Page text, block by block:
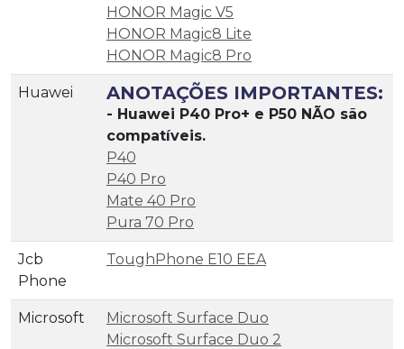
HONOR Magic V5
HONOR Magic8 Lite
HONOR Magic8 Pro
Huawei ANOTAÇÕES IMPORTANTES:
- Huawei P40 Pro+ e P50 NÃO são
compatíveis.
P40
P40 Pro
Mate 40 Pro
Pura 70 Pro
Jcb
Phone
ToughPhone E10 EEA
Microsoft
Microsoft Surface Duo
Microsoft Surface Duo 2